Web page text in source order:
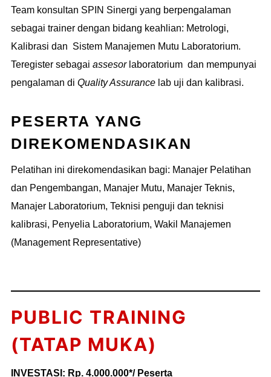
Team konsultan SPIN Sinergi yang berpengalaman
sebagai trainer dengan bidang keahlian: Metrologi,
Kalibrasi dan Sistem Manajemen Mutu Laboratorium.
Teregister sebagai assesorlaboratorium dan mempunyai
pengalaman di Quality Assurance lab uji dan kalibrasi.
PESERTA YANG
DIREKOMENDASIKAN
Pelatihan ini direkomendasikan bagi: Manajer Pelatihan
dan Pengembangan, Manajer Mutu, Manajer Teknis,
Manajer Laboratorium, Teknisi penguji dan teknisi
kalibrasi, Penyelia Laboratorium, Wakil Manajemen
(Management Representative)
PUBLIC TRAINING
(TATAP MUKA)
INVESTASI: Rp. 4.000.000*/ Peserta